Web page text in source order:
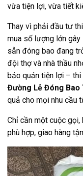
vừa tiện lợi, vừa tiết
Thay vì phải đầu tư
mua số lượng lớn
sẵn đóng bao đang
đội thợ và nhà thầu
bảo quản tiện lợi – thi
Đường Lẻ Đóng Bao
quả cho mọi nhu cầu
Chỉ cần một cuộc
phù hợp, giao hàng